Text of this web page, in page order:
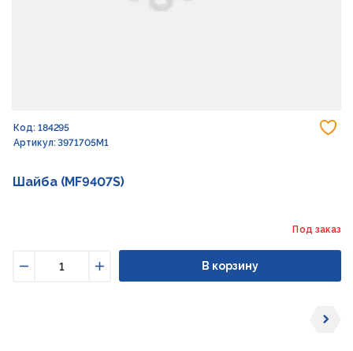
Код: 184295
Артикул: 3971705M1
Шайба (MF9407S)
Под заказ
Увеличить
В корзину